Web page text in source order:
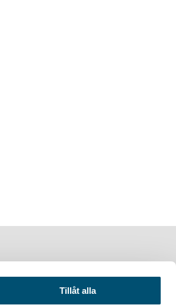
Tillåt alla